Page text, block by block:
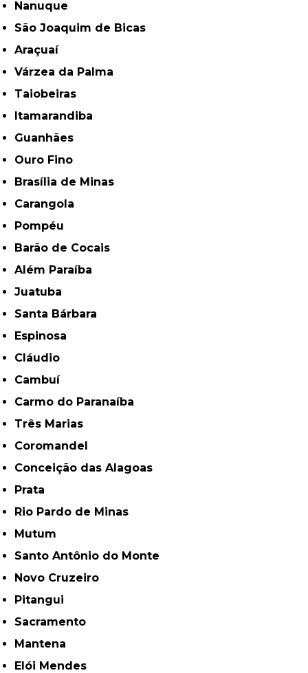
Nanuque
São Joaquim de Bicas
Araçuaí
Várzea da Palma
Taiobeiras
Itamarandiba
Guanhães
Ouro Fino
Brasília de Minas
Carangola
Pompéu
Barão de Cocais
Além Paraíba
Juatuba
Santa Bárbara
Espinosa
Cláudio
Cambuí
Carmo do Paranaíba
Três Marias
Coromandel
Conceição das Alagoas
Prata
Rio Pardo de Minas
Mutum
Santo Antônio do Monte
Novo Cruzeiro
Pitangui
Sacramento
Mantena
Elói Mendes